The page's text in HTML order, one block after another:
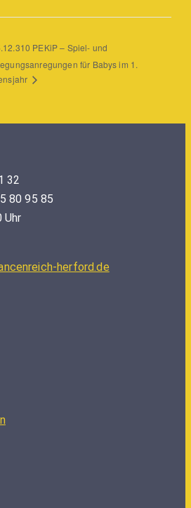
PEKiP – Spiel- und
für Babys im 1.
32
80 95 85
Uhr
herford.de